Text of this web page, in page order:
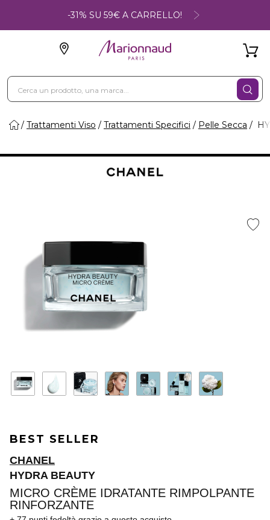
-31% SU 59€ A CARRELLO!
Trattamenti Viso Trattamenti Specifici Pelle Secca
BEST SELLER
CHANEL
HYDRA BEAUTY
MICRO CRÈME IDRATANTE RIMPOLPANTE
RINFORZANTE